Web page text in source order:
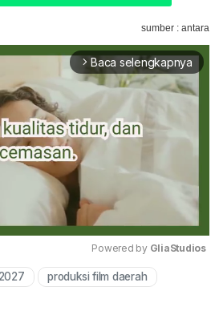
sumber : antara
arrow_forward_ios Baca selengkapnya
Mute
Powered by GliaStudios
produksi film daerah